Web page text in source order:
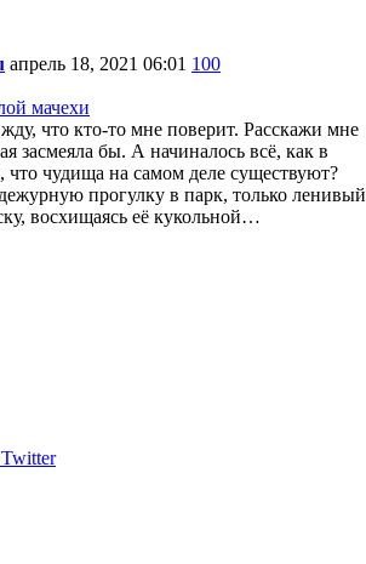
апрель 18, 2021 06:01 100
мачехи
что кто-то мне поверит. Расскажи мне
засмеяла бы. А начиналось всё, как в
что чудища на самом деле существуют?
прогулку в парк, только ленивый
восхищаясь её кукольной…